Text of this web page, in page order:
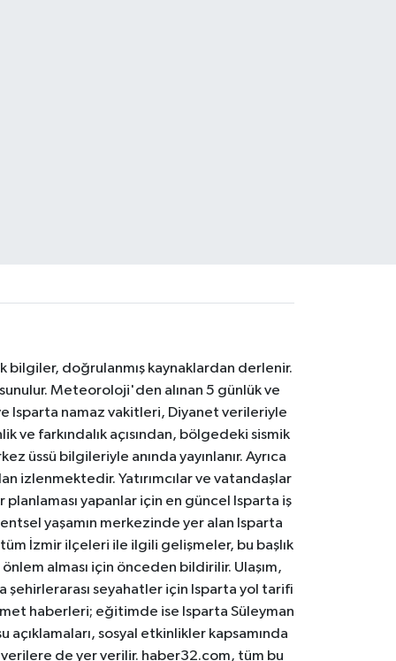
bilgiler, doğrulanmış kaynaklardan derlenir.
Meteoroloji'den alınan 5 günlük ve
Isparta namaz vakitleri, Diyanet verileriyle
ve farkındalık açısından, bölgedeki sismik
üssü bilgileriyle anında yayınlanır. Ayrıca
izlenmektedir. Yatırımcılar ve vatandaşlar
planlaması yapanlar için en güncel Isparta iş
yaşamın merkezinde yer alan Isparta
tüm İzmir ilçeleri ile ilgili gelişmeler, bu başlık
alması için önceden bildirilir. Ulaşım,
şehirlerarası seyahatler için Isparta yol tarifi
haberleri; eğitimde ise Isparta Süleyman
sosyal etkinlikler kapsamında
de yer verilir. haber32.com, tüm bu